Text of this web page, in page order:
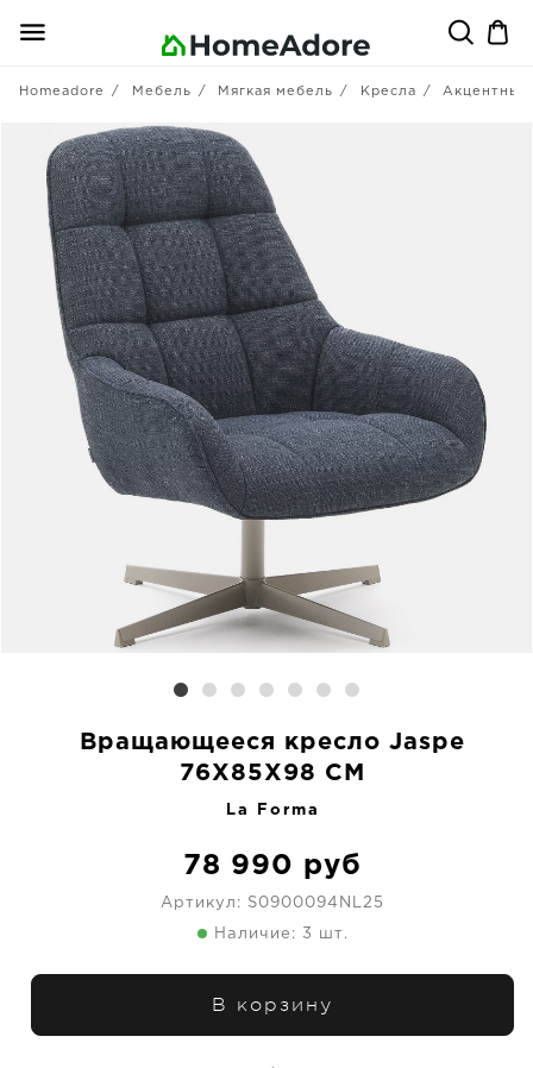
Homeadore Мебель Мягкая мебель Кресла Акцентные
Вращающееся кресло Jaspe
76X85X98 CM
La Forma
78 990 руб
Артикул: S0900094NL25
Наличие: 3 шт.
В корзину